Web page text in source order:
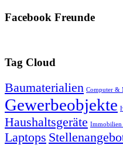
Facebook Freunde
Tag Cloud
Baumaterialien Computer &
Gewerbeobjekte
Haushaltsgeräte Immobilien
Laptops